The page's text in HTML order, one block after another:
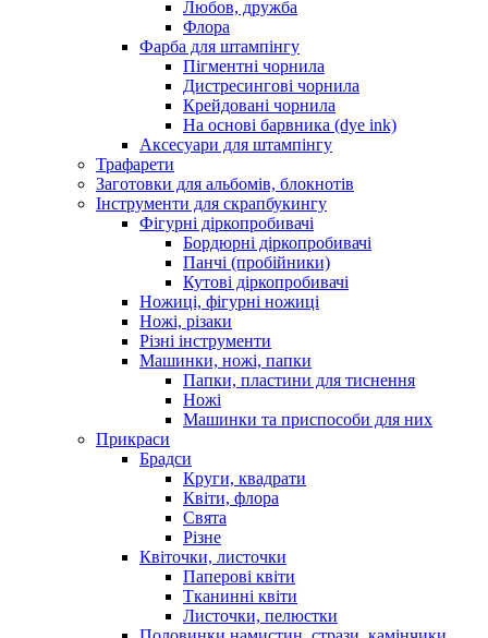
Любов, дружба
Флора
Фарба для штампінгу
Пігментні чорнила
Дистресингові чорнила
Крейдовані чорнила
На основі барвника (dye ink)
Аксесуари для штампінгу
Трафарети
Заготовки для альбомів, блокнотів
Інструменти для скрапбукингу
Фігурні діркопробивачі
Бордюрні діркопробивачі
Панчі (пробійники)
Кутові діркопробивачі
Ножиці, фігурні ножиці
Ножі, різаки
Різні інструменти
Машинки, ножі, папки
Папки, пластини для тиснення
Ножі
Машинки та приспособи для них
Прикраси
Брадси
Круги, квадрати
Квіти, флора
Свята
Різне
Квіточки, листочки
Паперові квіти
Тканинні квіти
Листочки, пелюстки